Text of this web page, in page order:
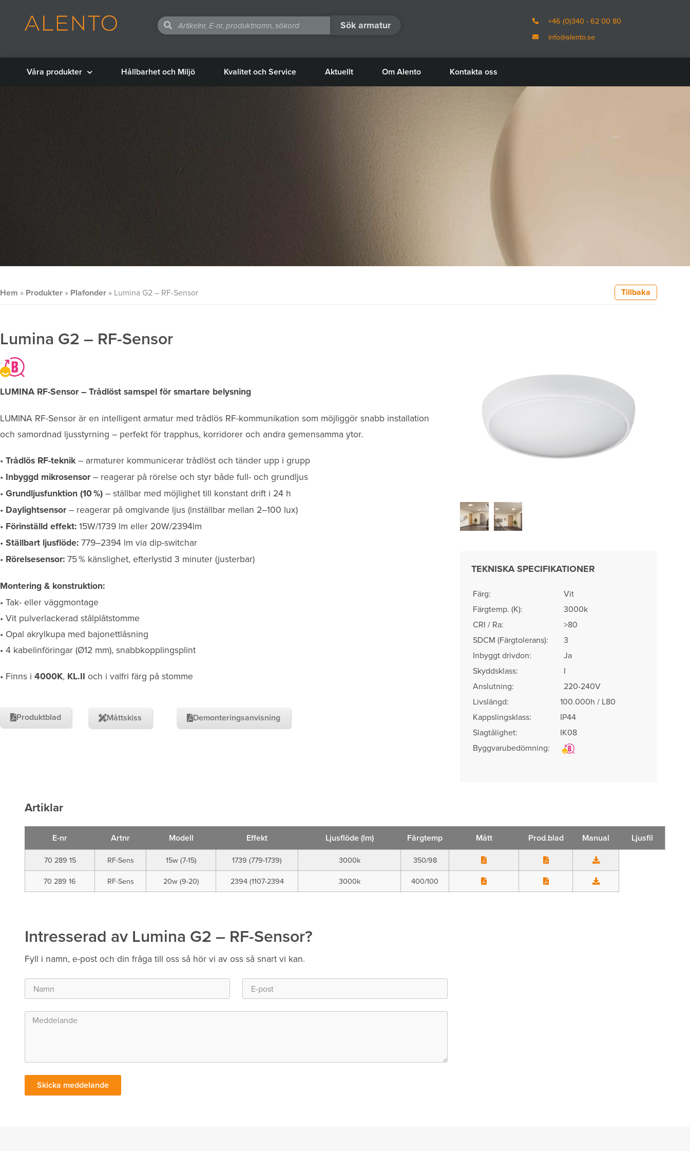
Sök armatur
+46 (0)340 - 62 00 80
info@alento.se
Våra produkter Hållbarhet och Miljö Kvalitet och Service Aktuellt Om Alento Kontakta oss
Hem » Produkter » Plafonder » Lumina G2 – RF-Sensor Tillbaka
Lumina G2 – RF-Sensor
LUMINA RF-Sensor – Trådlöst samspel för smartare belysning
LUMINA RF-Sensor är en intelligent armatur med trådlös RF-kommunikation som möjliggör snabb installation
och samordnad ljusstyrning – perfekt för trapphus, korridorer och andra gemensamma ytor.
• Trådlös RF-teknik – armaturer kommunicerar trådlöst och tänder upp i grupp
• Inbyggd mikrosensor – reagerar på rörelse och styr både full- och grundljus
• Grundljusfunktion (10 %) – ställbar med möjlighet till konstant drift i 24 h
• Daylightsensor – reagerar på omgivande ljus (inställbar mellan 2–100 lux)
• Förinställd effekt: 15W/1739 lm eller 20W/2394lm
• Ställbart ljusflöde: 779–2394 lm via dip-switchar
• Rörelsesensor: 75 % känslighet, efterlystid 3 minuter (justerbar)
Montering & konstruktion:
• Tak- eller väggmontage
• Vit pulverlackerad stålplåtstomme
• Opal akrylkupa med bajonettlåsning
• 4 kabelinföringar (Ø12 mm), snabbkopplingsplint
• Finns i 4000K, KL.II och i valfri färg på stomme
Produktblad Måttskiss Demonteringsanvisning
TEKNISKA SPECIFIKATIONER
Färg:
Vit
Färgtemp. (K):
3000k
CRI / Ra:
>80
SDCM (Färgtolerans)​:
3
Inbyggt drivdon:
Ja
Skyddsklass:
I
Anslutning:
220-240V
Livslängd:
100.000h / L80
Kappslingsklass:
IP44
Slagtålighet:
IK08
Byggvarubedömning:
Artiklar
E-nr Artnr Modell Effekt Ljusflöde (lm) Färgtemp Mått Prod.blad Manual Ljusfil
70 289 15 RF-Sens 15w (7-15) 1739 (779-1739) 3000k
350/98
70 289 16
RF-Sens 20w (9-20) 2394 (1107-2394 3000k 400/100
Intresserad av Lumina G2 – RF-Sensor?
Fyll i namn, e-post och din fråga till oss så hör vi av oss så snart vi kan.
Skicka meddelande